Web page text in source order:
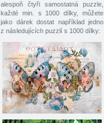
alespoň čtyři samostatná puzzle,
každé min. s 1000 dílky, můžete
jako dárek dostat například jedno
z následujících puzzlí s 1000 dílky: